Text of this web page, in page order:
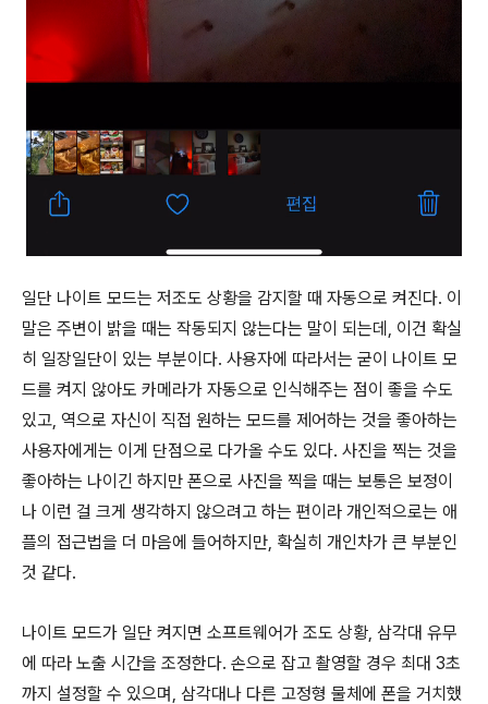
일단 나이트 모드는 저조도 상황을 감지할 때 자동으로 켜진다. 이
말은 주변이 밝을 때는 작동되지 않는다는 말이 되는데, 이건 확실
히 일장일단이 있는 부분이다. 사용자에 따라서는 굳이 나이트 모
드를 켜지 않아도 카메라가 자동으로 인식해주는 점이 좋을 수도
있고, 역으로 자신이 직접 원하는 모드를 제어하는 것을 좋아하는
사용자에게는 이게 단점으로 다가올 수도 있다. 사진을 찍는 것을
좋아하는 나이긴 하지만 폰으로 사진을 찍을 때는 보통은 보정이
나 이런 걸 크게 생각하지 않으려고 하는 편이라 개인적으로는 애
플의 접근법을 더 마음에 들어하지만, 확실히 개인차가 큰 부분인
것 같다.
나이트 모드가 일단 켜지면 소프트웨어가 조도 상황, 삼각대 유무
에 따라 노출 시간을 조정한다. 손으로 잡고 촬영할 경우 최대 3초
까지 설정할 수 있으며, 삼각대나 다른 고정형 물체에 폰을 거치했